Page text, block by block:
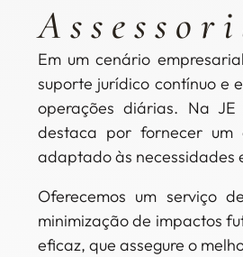
Em um cenário
suporte jurídico contínuo e
operações diárias. Na JE
destaca por fornecer um
adaptado às necessidades
Oferecemos um serviço
minimização de impactos
eficaz, que assegure o